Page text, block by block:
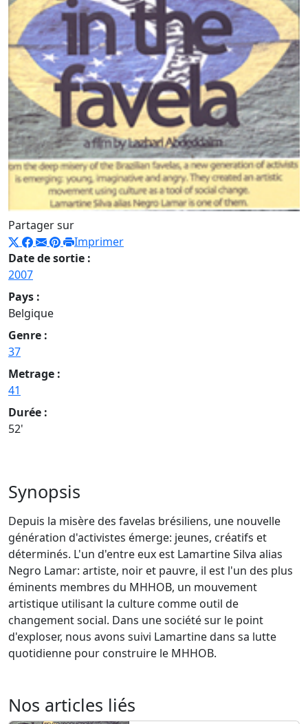
Partager sur
Imprimer
Date de sortie :
2007
Pays :
Belgique
Genre :
37
Metrage :
41
Durée :
52'
Synopsis
Depuis la misère des favelas brésiliens, une nouvelle
génération d'activistes émerge: jeunes, créatifs et
déterminés. L'un d'entre eux est Lamartine Silva alias
Negro Lamar: artiste, noir et pauvre, il est l'un des plus
éminents membres du MHHOB, un mouvement
artistique utilisant la culture comme outil de
changement social. Dans une société sur le point
d'exploser, nous avons suivi Lamartine dans sa lutte
quotidienne pour construire le MHHOB.
Nos articles liés